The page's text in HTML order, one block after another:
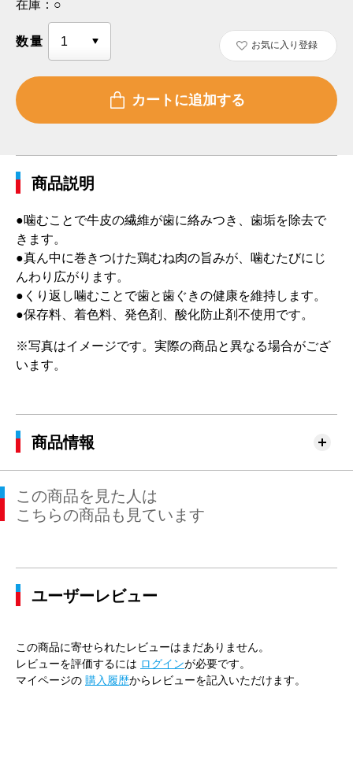
在庫： ○
数量 お気に入り登録
商品説明
●噛むことで牛皮の繊維が歯に絡みつき、歯垢を除去で
きます。
●真ん中に巻きつけた鶏むね肉の旨みが、噛むたびにじ
んわり広がります。
●くり返し噛むことで歯と歯ぐきの健康を維持します。
●保存料、着色料、発色剤、酸化防止剤不使用です。
※写真はイメージです。実際の商品と異なる場合がござ
います。
商品情報
この商品を見た人は
こちらの商品も見ています
ユーザーレビュー
この商品に寄せられたレビューはまだありません。
レビューを評価するには ログインが必要です。
マイページの 購入履歴からレビューを記入いただけます。